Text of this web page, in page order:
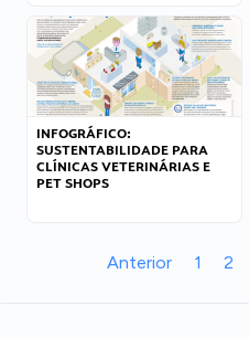
INFOGRÁFICO:
SUSTENTABILIDADE PARA
CLÍNICAS VETERINÁRIAS E
PET SHOPS
Anterior 1 2